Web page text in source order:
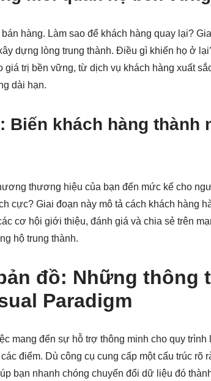
hàng. Làm sao để khách hàng quay lại?
dựng lòng trung thành. Điều gì khiến họ ở
trị bền vững, từ dịch vụ khách hàng xuất
dài hạn.
Biến khách hàng thành
thương hiệu của bạn đến mức kể cho
cực? Giai đoạn này mô tả cách khách hàng
cơ hội giới thiệu, đánh giá và chia sẻ trên
hộ trung thành.
đồ: Những thông
Paradigm
mang đến sự hỗ trợ thông minh cho quy trình
điểm. Dù công cụ cung cấp một cấu trúc rõ
bạn nhanh chóng chuyển đổi dữ liệu đó